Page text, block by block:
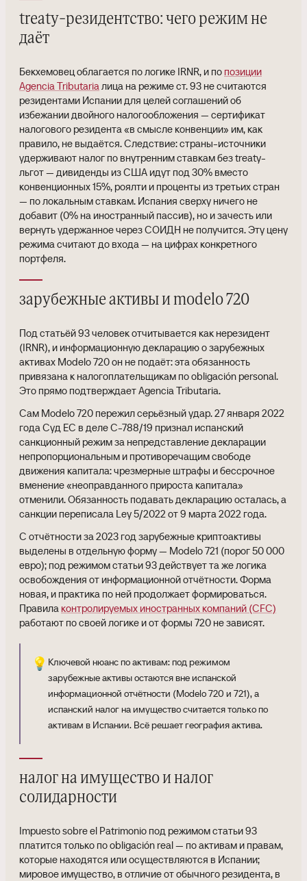
treaty-резидентство: чего режим не
даёт
Бекхемовец облагается по логике IRNR, и по позиции
Agencia Tributariaлица на режиме ст. 93 не считаются
резидентами Испании для целей соглашений об
избежании двойного налогообложения — сертификат
налогового резидента «в смысле конвенции» им, как
правило, не выдаётся. Следствие: страны-источники
удерживают налог по внутренним ставкам без treaty-
льгот — дивиденды из США идут под 30% вместо
конвенционных 15%, роялти и проценты из третьих стран
— по локальным ставкам. Испания сверху ничего не
добавит (0% на иностранный пассив), но и зачесть или
вернуть удержанное через СОИДН не получится. Эту цену
режима считают до входа — на цифрах конкретного
портфеля.
зарубежные активы и modelo 720
Под статьёй 93 человек отчитывается как нерезидент
(IRNR), и информационную декларацию о зарубежных
активах Modelo 720 он не подаёт: эта обязанность
привязана к налогоплательщикам по obligación personal.
Это прямо подтверждает Agencia Tributaria.
Сам Modelo 720 пережил серьёзный удар. 27 января 2022
года Суд ЕС в деле C-788/19 признал испанский
санкционный режим за непредставление декларации
непропорциональным и противоречащим свободе
движения капитала: чрезмерные штрафы и бессрочное
вменение «неоправданного прироста капитала»
отменили. Обязанность подавать декларацию осталась, а
санкции переписала Ley 5/2022 от 9 марта 2022 года.
С отчётности за 2023 год зарубежные криптоактивы
выделены в отдельную форму — Modelo 721 (порог 50 000
евро); под режимом статьи 93 действует та же логика
освобождения от информационной отчётности. Форма
новая, и практика по ней продолжает формироваться.
Правила контролируемых иностранных компаний (CFC)
работают по своей логике и от формы 720 не зависят.
💡 Ключевой нюанс по активам: под режимом
зарубежные активы остаются вне испанской
информационной отчётности (Modelo 720 и 721), а
испанский налог на имущество считается только по
активам в Испании. Всё решает география актива.
налог на имущество и налог
солидарности
Impuesto sobre el Patrimonio под режимом статьи 93
платится только по obligación real — по активам и правам,
которые находятся или осуществляются в Испании;
мировое имущество, в отличие от обычного резидента, в